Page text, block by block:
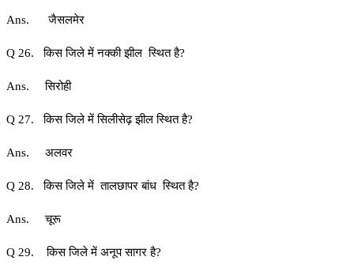
Ans. जैसलमेर
Q 26. किस जिले में नक्की झील स्थित है?
Ans. सिरोही
Q 27. किस जिले में सिलीसेढ़ झील स्थित है?
Ans. अलवर
Q 28. किस जिले में तालछापर बांध स्थित है?
Ans. चूरू
Q 29. किस जिले में अनूप सागर है?